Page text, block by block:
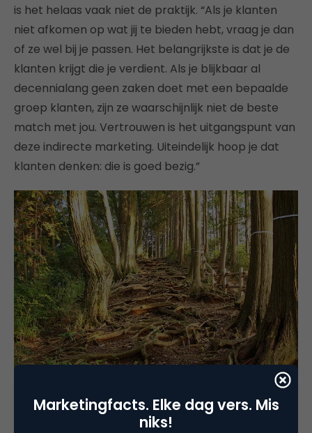
is het helaas vaak niet de praktijk. “Als je klanten
niet afkomen op wat jij te bieden hebt, vraag je dan
of ze wel bij je passen. Het belangrijkste is dat je de
klanten krijgt die je verdient. Als je blijkbaar al
decennialang geen zaken doet met een bepaalde
groep klanten, zijn ze waarschijnlijk niet de beste
match met jou. Vertrouwen is het uitgangspunt van
deze indirecte marketing. Uiteindelijk hoop je dat
klanten denken: die is goed bezig.”
Marketingfacts. Elke dag vers. Mis
niks!